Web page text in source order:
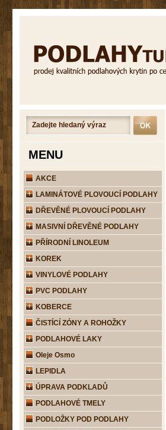
MENU
AKCE
LAMINÁTOVÉ PLOVOUCÍ PODLAHY
DŘEVĚNÉ PLOVOUCÍ PODLAHY
MASIVNÍ DŘEVĚNÉ PODLAHY
PŘÍRODNÍ LINOLEUM
KOREK
VINYLOVÉ PODLAHY
PVC PODLAHY
KOBERCE
ČISTÍCÍ ZÓNY A ROHOŽKY
PODLAHOVÉ LAKY
Oleje Osmo
LEPIDLA
ÚPRAVA PODKLADŮ
PODLAHOVÉ TMELY
PODLOŽKY POD PODLAHY